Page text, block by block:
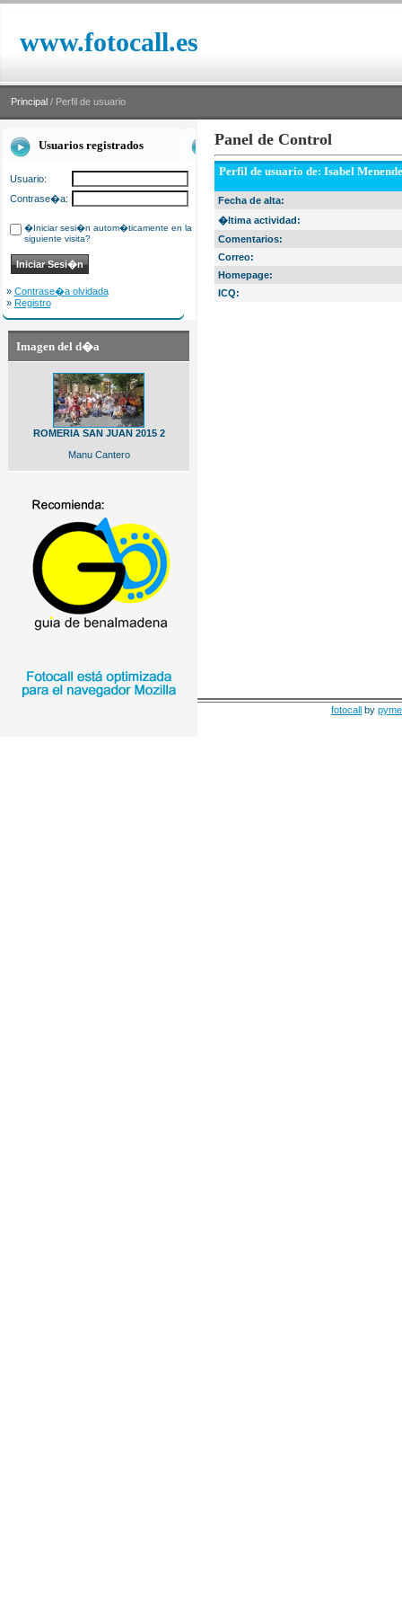
www.fotocall.es
Principal / Perfil de usuario
Usuarios registrados
Usuario:
Contrase�a:
�Iniciar sesi�n autom�ticamente en la
siguiente visita?
» Contrase�a olvidada
» Registro
Imagen del d�a
ROMERIA SAN JUAN 2015 2
Manu Cantero
Panel de Control
Perfil de usuario de: Isabel
Fecha de alta:
�ltima actividad:
Comentarios:
Correo:
Homepage:
ICQ:
fotocall by